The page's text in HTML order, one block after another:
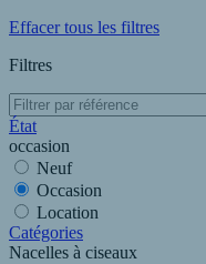
Effacer tous les filtres
Filtres
État
occasion
Neuf
Occasion
Location
Catégories
Nacelles à ciseaux